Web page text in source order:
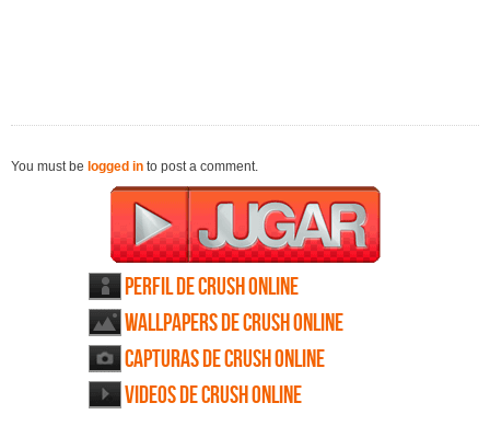
You must be logged in to post a comment.
Perfil de Crush Online
Wallpapers de Crush Online
Capturas de Crush Online
Videos de Crush Online